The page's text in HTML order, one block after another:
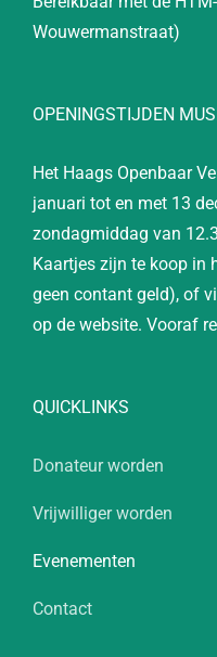
Wouwermanstraat)
OPENINGSTIJDEN
Het Haags Openbaar
januari tot en met 13
zondagmiddag van
Kaartjes zijn te koop in
geen contant geld), of
op de website. Vooraf
QUICKLINKS
Donateur worden
Vrijwilliger worden
Evenementen
Contact